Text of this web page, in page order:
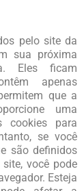
pelo site da
sua próxima
Eles ficam
apenas
que a
uma
cookies para
se você
são definidos
você pode
Esteja